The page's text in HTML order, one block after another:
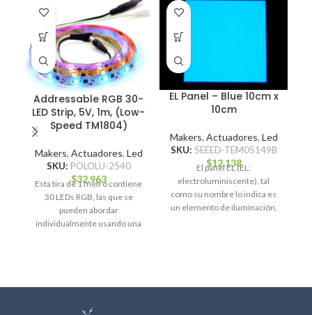
Addressable RGB 30-
LED Strip, 5V, 1m, (Low-
Speed TM1804)
Makers, Actuadores, Led
SKU: POLOLU-2540
$32.963
Esta tira de 1 metro contiene
30 LEDs RGB, las que se
pueden abordar
individualmente usando una
EL Panel – Blue 10cm x
10cm
Makers, Actuadores, Led
SKU: SEEED-TEM05149B
$12.138
El panel EL (EL:
electroluminiscente), tal
como su nombre lo indica es
un elemento de iluminación,